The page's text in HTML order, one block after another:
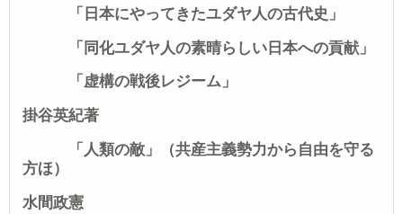
「日本にやってきたユダヤ人の古代史」
「同化ユダヤ人の素晴らしい日本への貢献」
「虚構の戦後レジーム」
掛谷英紀著
「人類の敵」（共産主義勢力から自由を守る
方ほ）
水間政憲